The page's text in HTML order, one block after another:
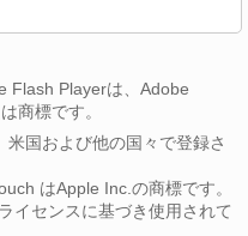
Flash Playerは、Adobe
商標です。
国および他の国々で登録さ
はApple Inc.の商標です。
イセンスに基づき使用されて